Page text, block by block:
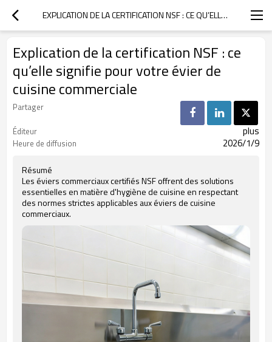
EXPLICATION DE LA CERTIFICATION NSF : CE QU’ELLE SIGNIFIE POUR VOTRE ÉVIER DE CUISINE COMMERCIALE
Explication de la certification NSF : ce
qu’elle signifie pour votre évier de
cuisine commerciale
Partager
Éditeur
plus
Heure de diffusion 2026/1/9
Résumé
Les éviers commerciaux certifiés NSF offrent des solutions
essentielles en matière d'hygiène de cuisine en respectant
des normes strictes applicables aux éviers de cuisine
commerciaux.